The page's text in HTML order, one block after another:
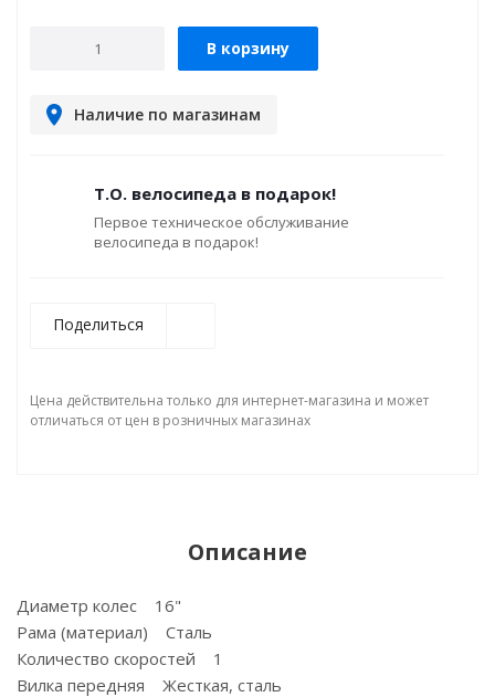
В корзину
Наличие по магазинам
Т.О. велосипеда в подарок!
Первое техническое обслуживание
велосипеда в подарок!
Поделиться
Цена действительна только для интернет-магазина и может
отличаться от цен в розничных магазинах
Описание
Диаметр колес 16"
Рама (материал) Сталь
Количество скоростей 1
Вилка передняя Жесткая, сталь